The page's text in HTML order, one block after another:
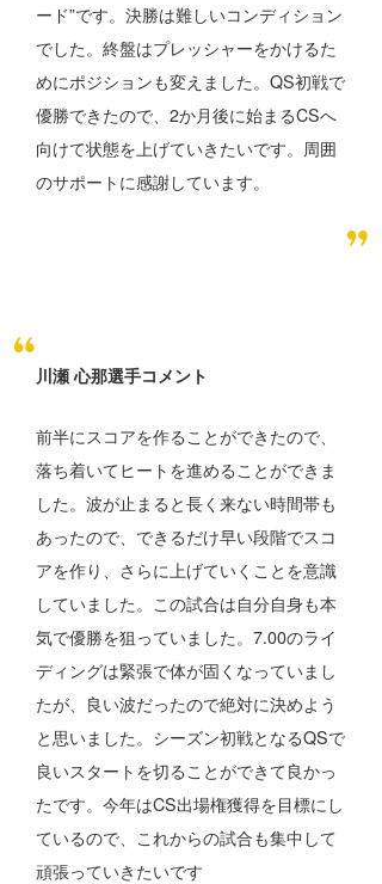
ード”です。決勝は難しいコンディション
でした。終盤はプレッシャーをかけるた
めにポジションも変えました。QS初戦で
優勝できたので、2か月後に始まるCSへ
向けて状態を上げていきたいです。周囲
のサポートに感謝しています。
川瀬 心那選手コメント
前半にスコアを作ることができたので、
落ち着いてヒートを進めることができま
した。波が止まると長く来ない時間帯も
あったので、できるだけ早い段階でスコ
アを作り、さらに上げていくことを意識
していました。この試合は自分自身も本
気で優勝を狙っていました。7.00のライ
ディングは緊張で体が固くなっていまし
たが、良い波だったので絶対に決めよう
と思いました。シーズン初戦となるQSで
良いスタートを切ることができて良かっ
たです。今年はCS出場権獲得を目標にし
ているので、これからの試合も集中して
頑張っていきたいです